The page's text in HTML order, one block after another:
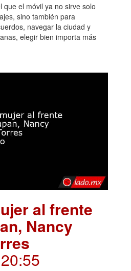
que el móvil ya no sirve solo
sino también para
navegar la ciudad y
elegir bien importa más
al frente
Nancy